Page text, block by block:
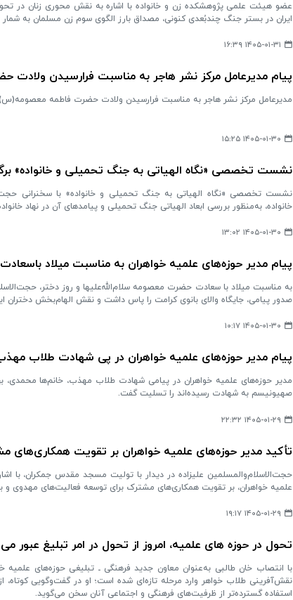
عضو هیئت علمی پژوهشکده زن و خانواده با اشاره به نقش محوری زنان در
ایران در بستر جنگ چندبُعدی کنونی، مصداق بارز الگوی سوم زن مسلمان به شمار
۱۴۰۵-۰۱-۳۱ ۱۶:۳۹
پیام مدیرعامل مرکز نشر هاجر به مناسبت فرارسیدن
مدیرعامل مرکز نشر هاجر به مناسبت فرارسیدن ولادت حضرت فاطمه معصومه(س)
۱۴۰۵-۰۱-۳۰ ۱۵:۲۵
نشست تخصصی «نگاه الهیاتی به جنگ تحمیلی و خانواده»
نشست تخصصی «نگاه الهیاتی به جنگ تحمیلی و خانواده» با سخنرانی
خانواده، به‌منظور بررسی ابعاد الهیاتی جنگ تحمیلی و پیامدهای آن در نهاد
۱۴۰۵-۰۱-۳۰ ۱۳:۰۲
پیام مدیر حوزه‌های علمیه خواهران به مناسبت میلاد
به مناسبت میلاد با سعادت حضرت معصومه سلام‌الله‌علیها و روز دختر،
صدور پیامی، جایگاه والای بانوی کرامت را پاس داشت و نقش الهام‌بخش دختران
۱۴۰۵-۰۱-۳۰ ۱۰:۱۷
پیام مدیر حوزه‌های علمیه خواهران در پی شهادت طلاب
مدیر حوزه‌های علمیه خواهران در پیامی شهادت طلاب مهذب، خانم‌ها
صهیونیسم به شهادت رسیده‌اند را تسلیت گفت.
۱۴۰۵-۰۱-۲۹ ۲۲:۳۲
تأکید مدیر حوزه‌های علمیه خواهران بر تقویت
حجت‌الاسلام‌والمسلمین علیزاده در دیدار با تولیت مسجد مقدس جمکران، با
علمیه خواهران، بر تقویت همکاری‌های مشترک برای توسعه فعالیت‌های مهدوی و
۱۴۰۵-۰۱-۲۹ ۱۹:۱۷
تحول در حوزه های علمیه، امروز از تحول در امر تبلیغ عبور
با انتصاب خان طالبی به‌عنوان معاون جدید فرهنگی ـ تبلیغی حوزه‌های علمیه
نقش‌آفرینی طلاب خواهر وارد مرحله تازه‌ای شده است؛ او در گفت‌وگویی
استفاده گسترده‌تر از ظرفیت‌های فرهنگی و اجتماعی آنان سخن می‌گوید.